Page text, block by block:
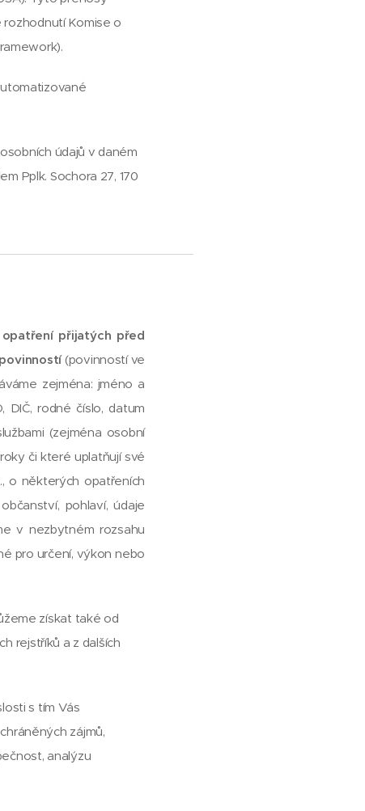
rozhodnutí Komise o
údajů v daném
Pplk. Sochora 27, 170
opatření přijatých před
(povinností ve
zejména: jméno a
DIČ, rodné číslo, datum
(zejména osobní
či které uplatňují své
o některých opatřeních
pohlaví, údaje
v nezbytném rozsahu
pro určení, výkon nebo
získat také od
rejstříků a z dalších
s tím Vás
zájmů,
analýzu